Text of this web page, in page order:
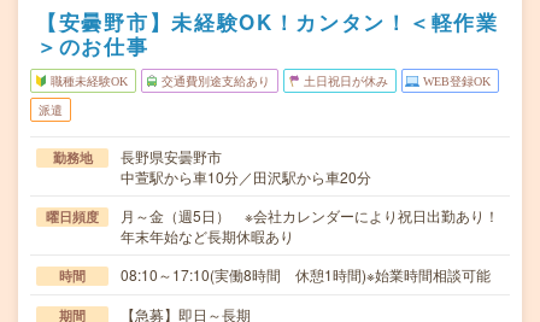
【安曇野市】未経験OK！カンタン！＜軽作業
＞のお仕事
職種未経験OK 交通費別途支給あり 土日祝日が休み WEB登録OK
派遣
勤務地
長野県安曇野市
中萱駅から車10分／田沢駅から車20分
曜日頻度
月～金（週5日） ※会社カレンダーにより祝日出勤あり！
年末年始など長期休暇あり
時間 08:10～17:10(実働8時間 休憩1時間)※始業時間相談可能
期間 【急募】即日～長期